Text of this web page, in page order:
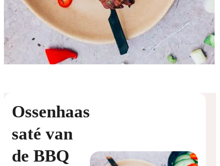
Ossenhaas
saté van
de BBQ